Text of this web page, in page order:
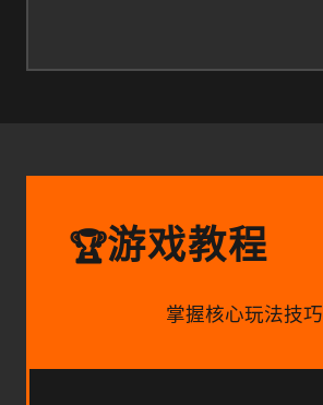
🏆游戏教程
掌握核心玩法技巧